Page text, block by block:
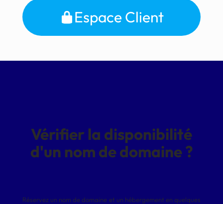
Espace Client
Vérifier la disponibilité
d'un nom de domaine ?
Réservez un nom de domaine et un hébergement en quelques